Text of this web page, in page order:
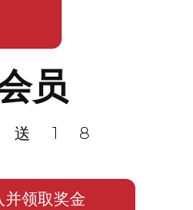
员
送18
并领取奖金